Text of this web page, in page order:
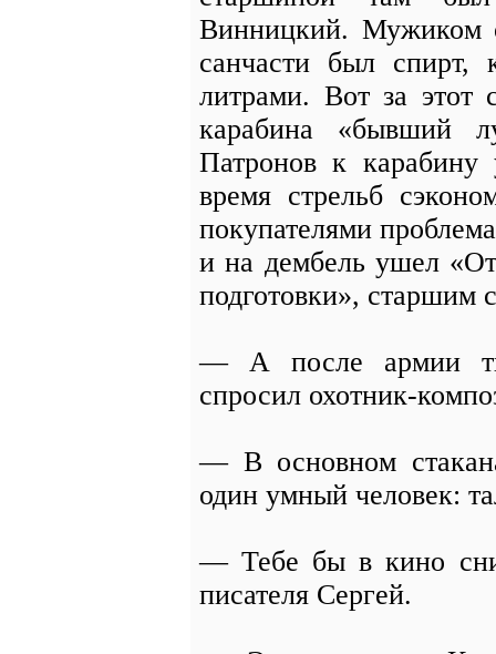
Винницкий. Мужиком
санчасти был спирт,
литрами. Вот за этот
карабина «бывший
Патронов к
время стрельб
покупателями
и на дембель ушел
подготовки», старшим
— А после армии
спросил охотник-
— В основном
один умный человек:
— Тебе бы в кино
писателя Сергей.